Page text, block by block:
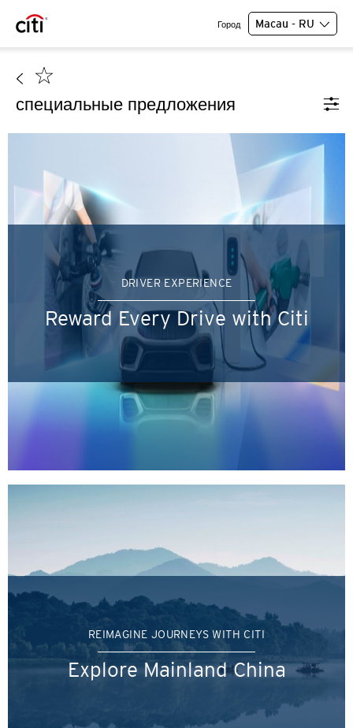
Город Macau - RU
специальные предложения
DRIVER EXPERIENCE
Reward Every Drive with Citi
REIMAGINE JOURNEYS WITH CITI
Explore Mainland China